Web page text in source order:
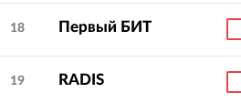
18 Первый БИТ
19 RADIS